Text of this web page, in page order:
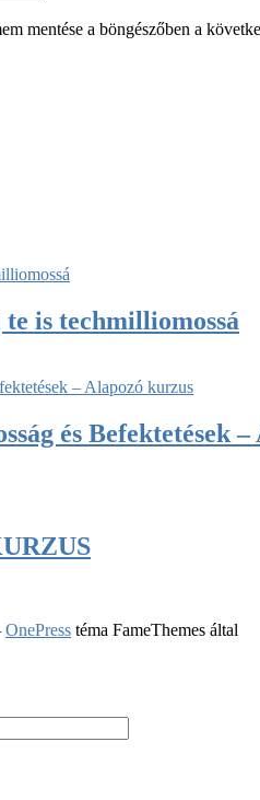
mentése a böngészőben a
is techmilliomossá
és Befektetések
OnePress téma FameThemes által